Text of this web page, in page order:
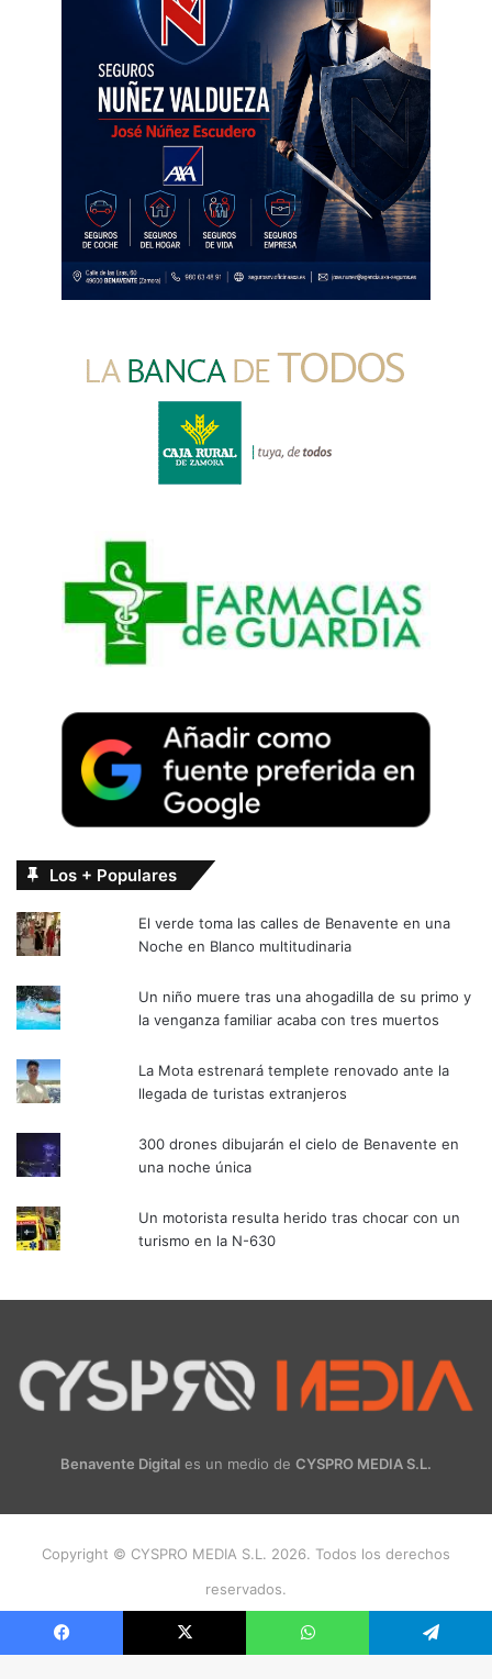
Los + Populares
El verde toma las calles de Benavente en una
Noche en Blanco multitudinaria
Un niño muere tras una ahogadilla de su primo y
la venganza familiar acaba con tres muertos
La Mota estrenará templete renovado ante la
llegada de turistas extranjeros
300 drones dibujarán el cielo de Benavente en
una noche única
Un motorista resulta herido tras chocar con un
turismo en la N-630
Benavente Digital es un medio de CYSPRO MEDIA S.L.
Copyright © CYSPRO MEDIA S.L. 2026. Todos los derechos
reservados.
Instagram
Facebook X WhatsApp Telegram